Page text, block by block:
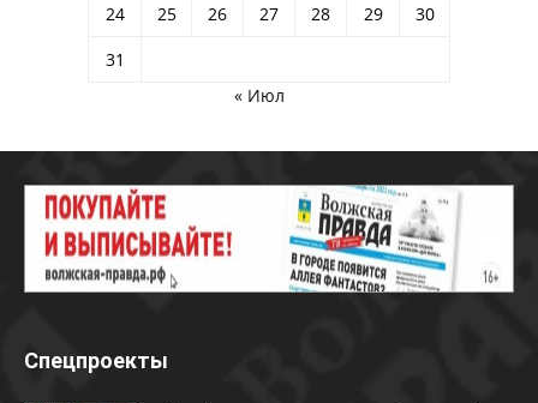
24
25 26 27 28 29
30
31
« Июл
Спецпроекты